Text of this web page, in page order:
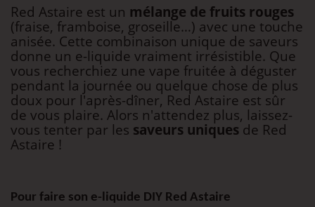
Red Astaire est un mélange de fruits rouges
(fraise, framboise, groseille…) avec une touche
anisée. Cette combinaison unique de saveurs
donne un e-liquide vraiment irrésistible. Que
vous recherchiez une vape fruitée à déguster
pendant la journée ou quelque chose de plus
doux pour l'après-dîner, Red Astaire est sûr
de vous plaire. Alors n'attendez plus, laissez-
vous tenter par les saveurs uniques de Red
Astaire !
Pour faire son e-liquide DIY Red Astaire